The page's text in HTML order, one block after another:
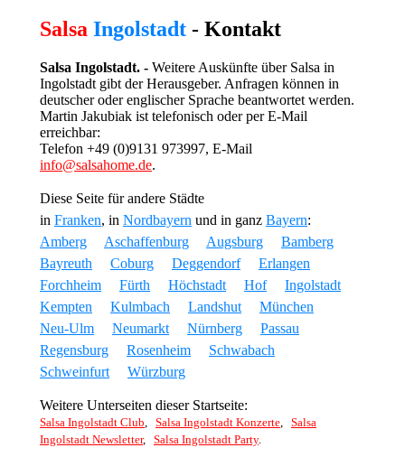
Salsa Ingolstadt - Kontakt
Salsa Ingolstadt. - Weitere Auskünfte über Salsa in
Ingolstadt gibt der Herausgeber. Anfragen können in
deutscher oder englischer Sprache beantwortet werden.
Martin Jakubiak ist telefonisch oder per E-Mail
erreichbar:
Telefon +49 (0)9131 973997, E-Mail
info@salsahome.de.
Diese Seite für andere Städte
in Franken, in Nordbayern und in ganz Bayern:
Amberg
Aschaffenburg Augsburg
Bamberg
Bayreuth
Coburg Deggendorf
Erlangen
Forchheim
Fürth Höchstadt Hof
Ingolstadt
Kempten
Kulmbach Landshut
München
Neu-Ulm
Neumarkt Nürnberg
Passau
Regensburg
Rosenheim
Schwabach
Schweinfurt
Würzburg
Weitere Unterseiten dieser Startseite:
Salsa Ingolstadt Club Salsa Ingolstadt Konzerte
Salsa
Ingolstadt Newsletter, Salsa Ingolstadt Party.